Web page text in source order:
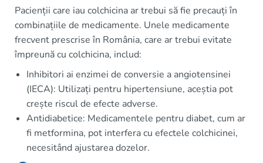
Pacienții care iau colchicina ar trebui să fie precauți în
combinațiile de medicamente. Unele medicamente
frecvent prescrise în România, care ar trebui evitate
împreună cu colchicina, includ:
Inhibitori ai enzimei de conversie a angiotensinei
(IECA): Utilizați pentru hipertensiune, aceștia pot
crește riscul de efecte adverse.
Antidiabetice: Medicamentele pentru diabet, cum ar
fi metformina, pot interfera cu efectele colchicinei,
necesitând ajustarea dozelor.